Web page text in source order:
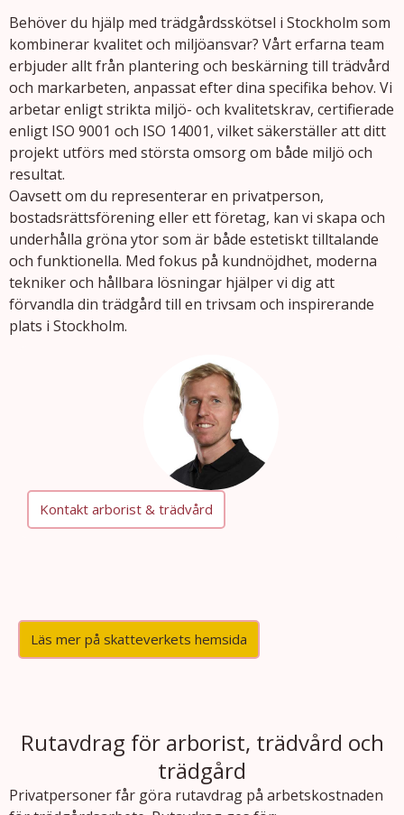
Behöver du hjälp med trädgårdsskötsel i Stockholm som
kombinerar kvalitet och miljöansvar? Vårt erfarna team
erbjuder allt från plantering och beskärning till trädvård
och markarbeten, anpassat efter dina specifika behov. Vi
arbetar enligt strikta miljö- och kvalitetskrav, certifierade
enligt ISO 9001 och ISO 14001, vilket säkerställer att ditt
projekt utförs med största omsorg om både miljö och
resultat.
Oavsett om du representerar en privatperson,
bostadsrättsförening eller ett företag, kan vi skapa och
underhålla gröna ytor som är både estetiskt tilltalande
och funktionella. Med fokus på kundnöjdhet, moderna
tekniker och hållbara lösningar hjälper vi dig att
förvandla din trädgård till en trivsam och inspirerande
plats i Stockholm.
Kontakt arborist & trädvård
Rutavdrag för arborist, trädvård och
trädgård
Privatpersoner får göra rutavdrag på arbetskostnaden
Läs mer på skatteverkets hemsida